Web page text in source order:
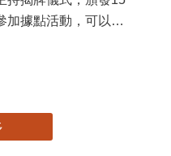
加據點活動，可以更